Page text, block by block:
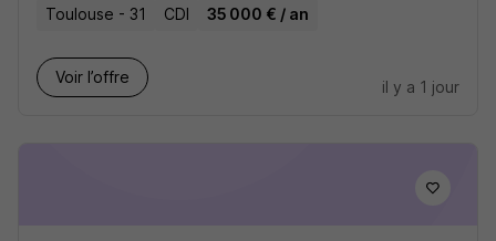
Toulouse - 31 CDI 35 000 € / an
Voir l’offre
il y a 1 jour